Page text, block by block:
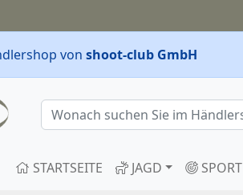
von shoot-club GmbH
STARTSEITE JAGD SPORT